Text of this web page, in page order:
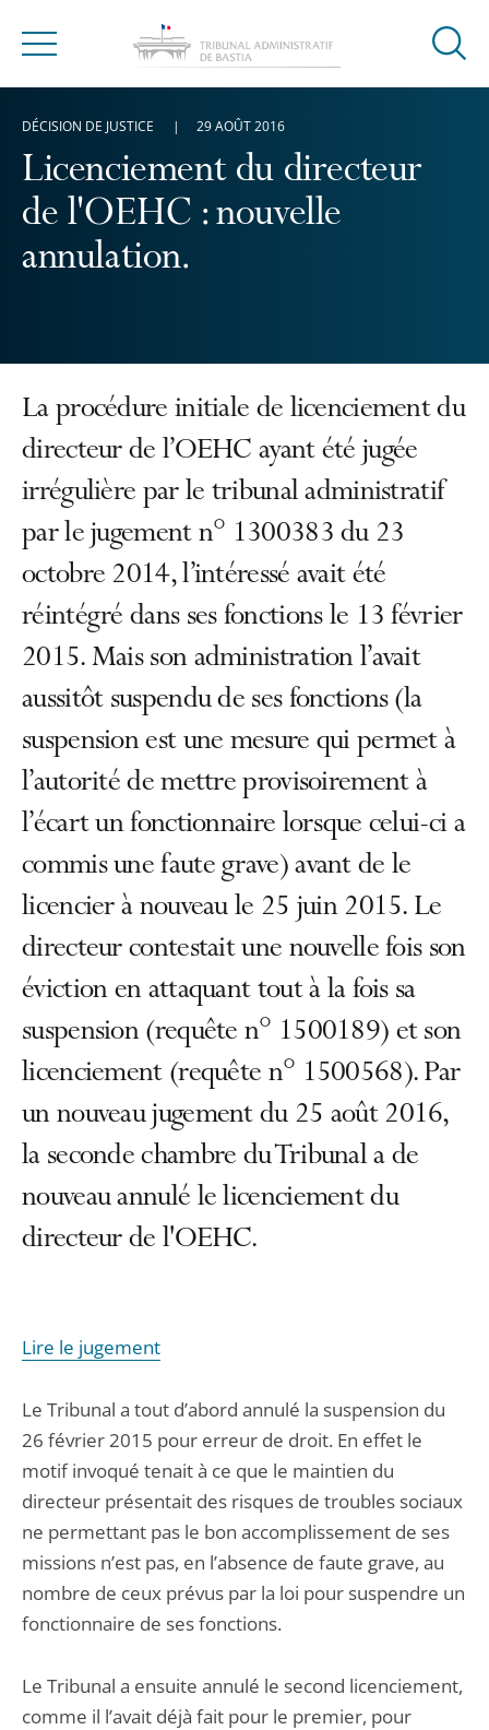
Menu
Ouvrir
Licenciement du directeur
de l'OEHC : nouvelle
annulation.
DÉCISION DE JUSTICE 29 AOÛT 2016
La procédure initiale de licenciement du
directeur de l’OEHC ayant été jugée
irrégulière par le tribunal administratif
par le jugement n° 1300383 du 23
octobre 2014, l’intéressé avait été
réintégré dans ses fonctions le 13 février
2015. Mais son administration l’avait
aussitôt suspendu de ses fonctions (la
suspension est une mesure qui permet à
l’autorité de mettre provisoirement à
l’écart un fonctionnaire lorsque celui-ci a
commis une faute grave) avant de le
licencier à nouveau le 25 juin 2015. Le
directeur contestait une nouvelle fois son
éviction en attaquant tout à la fois sa
suspension (requête n° 1500189) et son
licenciement (requête n° 1500568). Par
un nouveau jugement du 25 août 2016,
la seconde chambre du Tribunal a de
nouveau annulé le licenciement du
directeur de l'OEHC.
Lire le jugement
Le Tribunal a tout d’abord annulé la suspension du
26 février 2015 pour erreur de droit. En effet le
motif invoqué tenait à ce que le maintien du
directeur présentait des risques de troubles sociaux
ne permettant pas le bon accomplissement de ses
missions n’est pas, en l’absence de faute grave, au
nombre de ceux prévus par la loi pour suspendre un
fonctionnaire de ses fonctions.
Le Tribunal a ensuite annulé le second licenciement,
comme il l’avait déjà fait pour le premier, pour